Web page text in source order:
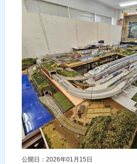
公開日：2026年01月15日